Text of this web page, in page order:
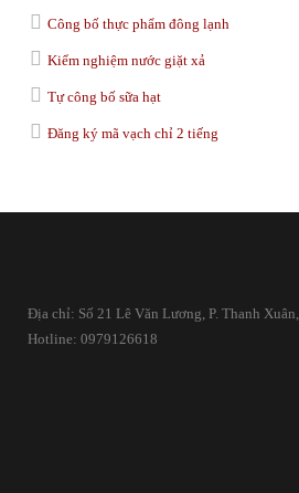
Công bố thực phẩm đông lạnh
Kiểm nghiệm nước giặt xả
Tự công bố sữa hạt
Đăng ký mã vạch chỉ 2 tiếng
Địa chỉ: Số 21 Lê Văn Lương, P. Thanh
Hotline: 0979126618